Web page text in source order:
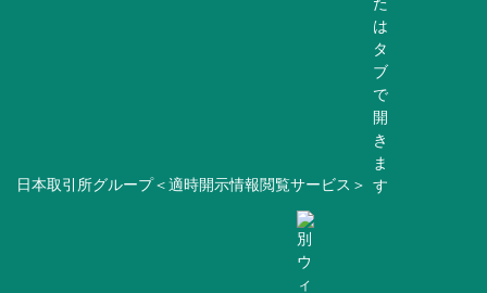
日本取引所グループ＜適時開示情報閲覧サービス＞